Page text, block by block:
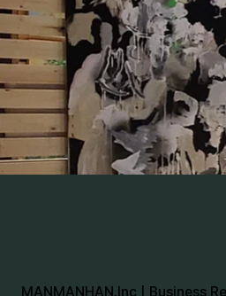
MANMANHAN.Inc | Business